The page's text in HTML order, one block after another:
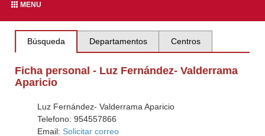
MENU
Búsqueda Departamentos Centros
Ficha personal - Luz Fernández- Valderrama
Aparicio
Luz Fernández- Valderrama Aparicio
Telefono: 954557866
Email: Solicitar correo